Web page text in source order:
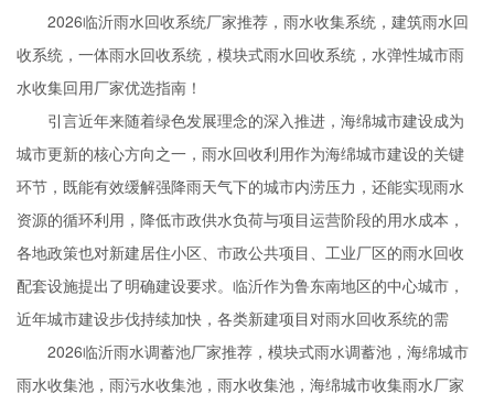
2026临沂雨水回收系统厂家推荐，雨水收集系统，建筑雨水回
收系统，一体雨水回收系统，模块式雨水回收系统，水弹性城市雨
水收集回用厂家优选指南！
引言近年来随着绿色发展理念的深入推进，海绵城市建设成为
城市更新的核心方向之一，雨水回收利用作为海绵城市建设的关键
环节，既能有效缓解强降雨天气下的城市内涝压力，还能实现雨水
资源的循环利用，降低市政供水负荷与项目运营阶段的用水成本，
各地政策也对新建居住小区、市政公共项目、工业厂区的雨水回收
配套设施提出了明确建设要求。临沂作为鲁东南地区的中心城市，
近年城市建设步伐持续加快，各类新建项目对雨水回收系统的需
2026临沂雨水调蓄池厂家推荐，模块式雨水调蓄池，海绵城市
雨水收集池，雨污水收集池，雨水收集池，海绵城市收集雨水厂家